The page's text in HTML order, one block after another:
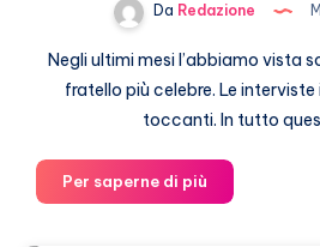
Da Redazione
Negli ultimi mesi l’abbiamo vista
fratello più celebre. Le
toccanti. In tutto
Per saperne di più
Jackson: